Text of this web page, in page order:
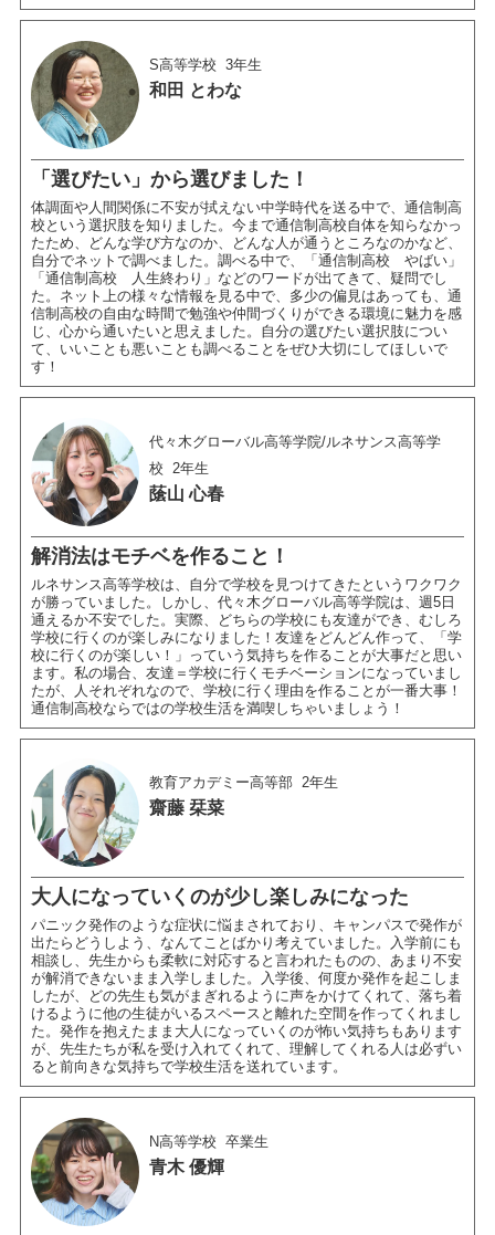
S高等学校 3年生
和田 とわな
「選びたい」から選びました！
体調面や人間関係に不安が拭えない中学時代を送る中で、通信制高
校という選択肢を知りました。今まで通信制高校自体を知らなかっ
たため、どんな学び方なのか、どんな人が通うところなのかなど、
自分でネットで調べました。調べる中で、「通信制高校 やばい」
「通信制高校 人生終わり」などのワードが出てきて、疑問でし
た。ネット上の様々な情報を見る中で、多少の偏見はあっても、通
信制高校の自由な時間で勉強や仲間づくりができる環境に魅力を感
じ、心から通いたいと思えました。自分の選びたい選択肢につい
て、いいことも悪いことも調べることをぜひ大切にしてほしいで
す！
代々木グローバル高等学院/ルネサンス高等学
校
2年生
䕃山 心春
解消法はモチベを作ること！
ルネサンス高等学校は、自分で学校を見つけてきたというワクワク
が勝っていました。しかし、代々木グローバル高等学院は、週5日
通えるか不安でした。実際、どちらの学校にも友達ができ、むしろ
学校に行くのが楽しみになりました！友達をどんどん作って、「学
校に行くのが楽しい！」っていう気持ちを作ることが大事だと思い
ます。私の場合、友達＝学校に行くモチベーションになっていまし
たが、人それぞれなので、学校に行く理由を作ることが一番大事！
通信制高校ならではの学校生活を満喫しちゃいましょう！
教育アカデミー高等部 2年生
齋藤 栞菜
大人になっていくのが少し楽しみになった
パニック発作のような症状に悩まされており、キャンパスで発作が
出たらどうしよう、なんてことばかり考えていました。入学前にも
相談し、先生からも柔軟に対応すると言われたものの、あまり不安
が解消できないまま入学しました。入学後、何度か発作を起こしま
したが、どの先生も気がまぎれるように声をかけてくれて、落ち着
けるように他の生徒がいるスペースと離れた空間を作ってくれまし
た。発作を抱えたまま大人になっていくのが怖い気持ちもあります
が、先生たちが私を受け入れてくれて、理解してくれる人は必ずい
ると前向きな気持ちで学校生活を送れています。
N高等学校 卒業生
青木 優輝